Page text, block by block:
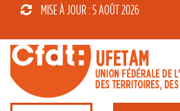
MISE À JOUR : 5 AOÛT 2026